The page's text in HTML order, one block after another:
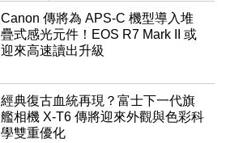
Canon 傳將為 APS-C 機型導入堆
疊式感光元件！EOS R7 Mark II 或
迎來高速讀出升級
經典復古血統再現？富士下一代旗
艦相機 X-T6 傳將迎來外觀與色彩科
學雙重優化